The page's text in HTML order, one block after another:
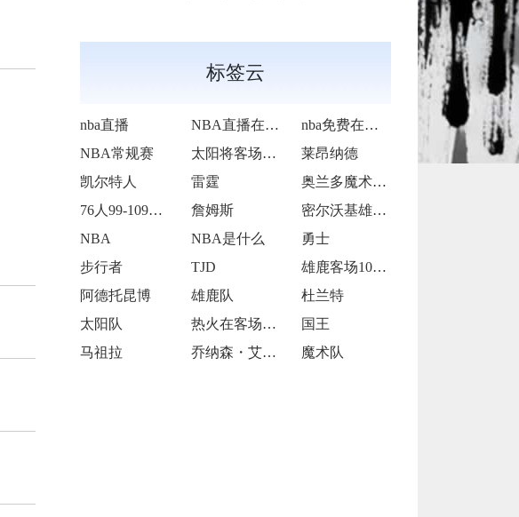
标签云
nba直播 NBA直播在线观看
nba免费在线高清直播
NBA常规赛
太阳将客场挑战步行者
莱昂纳德
凯尔特人
雷霆
奥兰多魔术92-105犹他爵士
76人99-109不敌太阳
詹姆斯
密尔沃基雄鹿前锋克里斯·米德尔顿
NBA
NBA是什么
勇士
步行者
TJD
雄鹿客场109-106击败魔术
阿德托昆博
雄鹿队
杜兰特
太阳队
热火在客场以119-98大胜开拓者
国王
马祖拉
乔纳森・艾萨克 魔术队